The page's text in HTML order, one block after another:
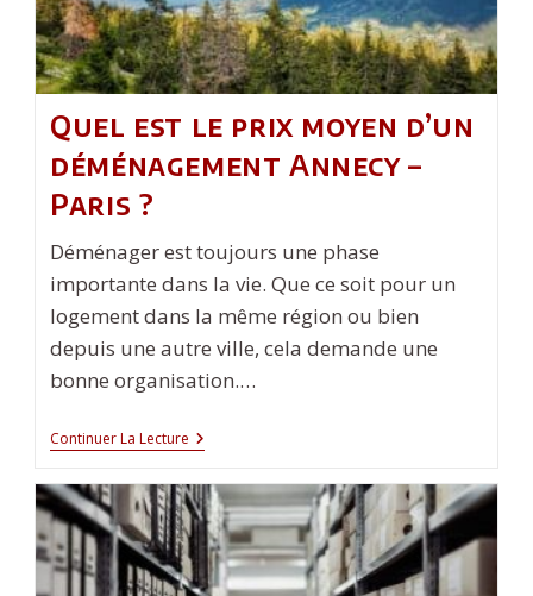
Quel est le prix moyen d’un
déménagement Annecy –
Paris ?
Déménager est toujours une phase
importante dans la vie. Que ce soit pour un
logement dans la même région ou bien
depuis une autre ville, cela demande une
bonne organisation.…
Continuer La Lecture Quel
Est
Prix
Moyen
D’un
Déménagement
Annecy
–